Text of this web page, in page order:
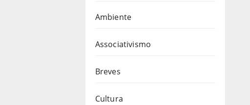
Ambiente
Associativismo
Breves
Cultura